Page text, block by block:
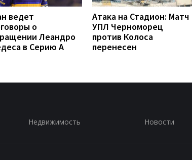
ведет
о
Леандро
в Серию А
Атака на Стадион: Матч
УПЛ Черноморец
против Колоса
перенесен
Недвижимость Новости